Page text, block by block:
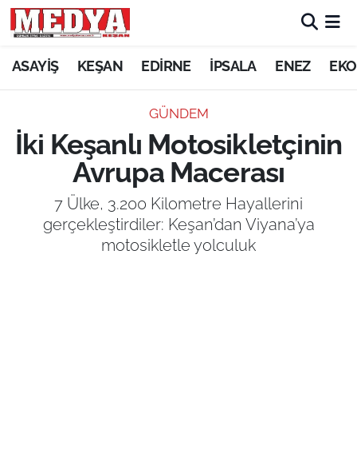
ASAYİŞ KEŞAN EDİRNE İPSALA ENEZ
GÜNDEM
İki Keşanlı Motosikletçinin
Avrupa Macerası
7 Ülke, 3.200 Kilometre Hayallerini
gerçekleştirdiler: Keşan’dan Viyana’ya
motosikletle yolculuk
KEŞAN
ASAYİŞ
SİYASET
GÜNDEM